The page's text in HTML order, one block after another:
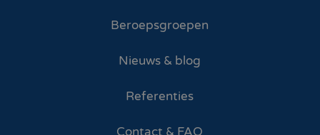
Beroepsgroepen
Nieuws & blog
Referenties
Contact & FAQ